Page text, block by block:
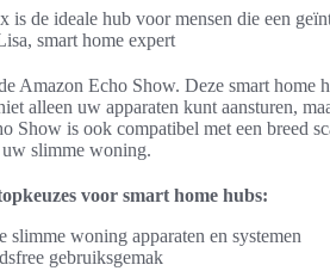
is de ideale hub voor mensen die een
smart home expert
Amazon Echo Show. Deze smart home
alleen uw apparaten kunt aansturen,
Show is ook compatibel met een breed
slimme woning.
voor smart home hubs:
slimme woning apparaten en systemen
gebruiksgemak